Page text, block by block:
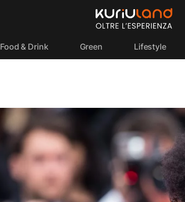
Food & Drink Green Lifestyle